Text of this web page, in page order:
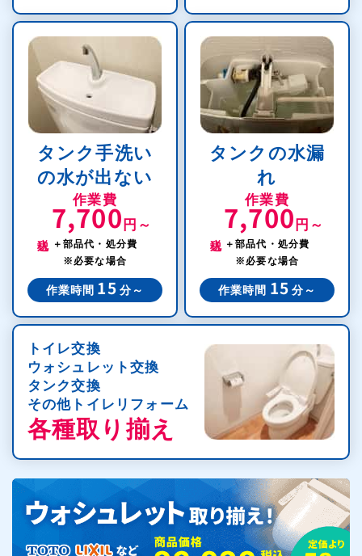
タンク手洗い
の水が出ない
作業費
7,700 円～
＋部品代・処分費
※必要な場合
作業時間 15 分～
タンクの水漏
れ
作業費
7,700 円～
＋部品代・処分費
※必要な場合
作業時間 15 分～
トイレ交換
ウォシュレット交換
タンク交換
その他トイレリフォーム
各種取り揃え